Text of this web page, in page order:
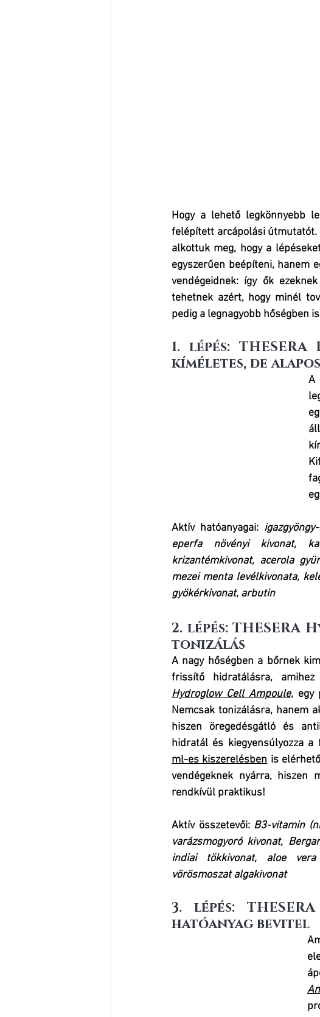
Hogy a lehető legkönnyebb
felépített arcápolási útmutatót.
alkottuk meg, hogy a
egyszerűen beépíteni, hanem
vendégeidnek: így ők
tehetnek azért, hogy minél
pedig a legnagyobb hőségben
1. lépés:
kíméletes, de
A
Aktív hatóanyagai:
eperfa növényi kivonat,
krizantémkivonat, acerola
mezei menta levélkivonata,
gyökérkivonat, arbutin
2. lépés:
tonizálás
A nagy hőségben a bőrnek
frissítő hidratálásra,
Hydroglow Cell Ampoule, egy
Nemcsak tonizálásra, hanem
hiszen öregedésgátló és
hidratál és kiegyensúlyozza
ml-es kiszerelésben is
vendégeknek nyárra, hiszen
rendkívül praktikus!
Aktív összetevői: B3-vitamin
varázsmogyoró kivonat,
indiai tökkivonat, aloe vera
vörösmoszat algakivonat
3. lépés:
hatóanyag bevitel